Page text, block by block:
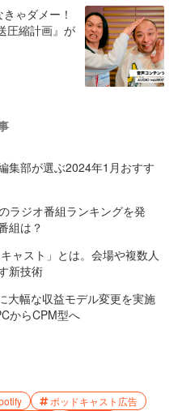
ゃダメー！
圧縮計画』が
集部が選ぶ2024年1月おすす
ラジオ番組ランキングを発
組は？
ャスト」とは。会場や複数人
新技術
大幅な収益モデル変更を実施
からCPM型へ
ポッドキャスト広告